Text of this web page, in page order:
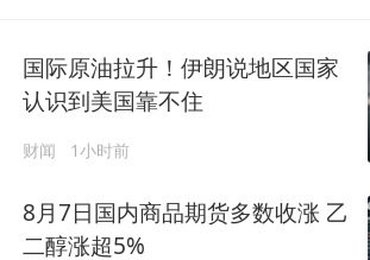
国际原油拉升！伊朗说地区国家
认识到美国靠不住
财闻 1小时前
8月7日国内商品期货多数收涨 乙
二醇涨超5%